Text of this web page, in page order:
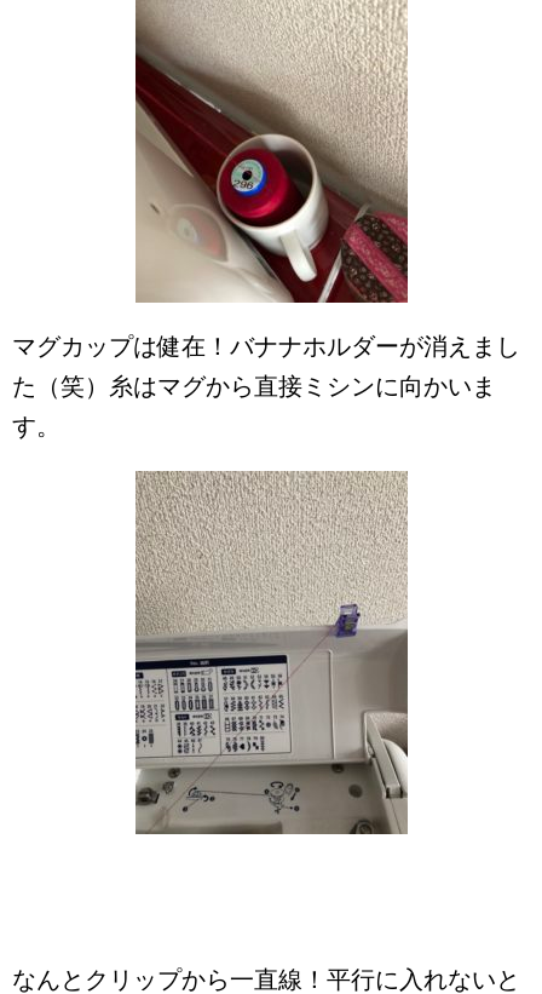
マグカップは健在！バナナホルダーが消えまし
た（笑）糸はマグから直接ミシンに向かいま
す。
なんとクリップから一直線！平行に入れないと